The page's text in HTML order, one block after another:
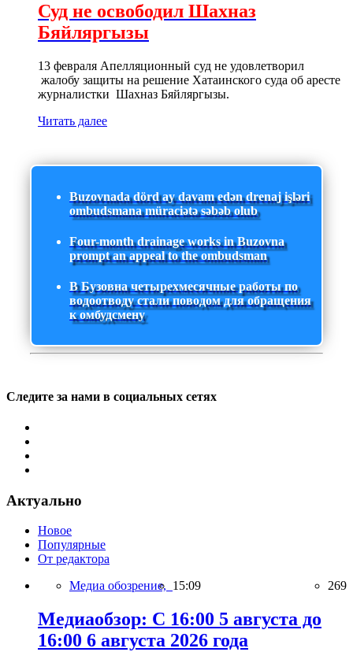
Суд не освободил Шахназ
Бяйляргызы
13 февраля Апелляционный суд не удовлетворил
жалобу защиты на решение Хатаинского суда об аресте
журналистки Шахназ Бяйляргызы.
Читать далее
Buzovnada dörd ay davam edən drenaj işləri
ombudsmana müraciətə səbəb olub
Four-month drainage works in Buzovna
prompt an appeal to the ombudsman
В Бузовна четырехмесячные работы по
водоотводу стали поводом для обращения
к омбудсмену
Следите за нами в социальных сетях
Актуально
Новое
Популярные
От редактора
Медиа обозрение, 15:09 269
Медиаобзор: С 16:00 5 августа до
16:00 6 августа 2026 года